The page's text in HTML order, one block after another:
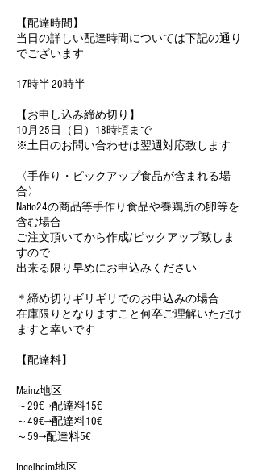
【配達時間】
当日の詳しい配達時間については下記の通り
でございます
17時半-20時半
【お申し込み締め切り】
10月25日（日）18時頃まで
※土日のお問い合わせは翌週対応致します
〈手作り・ピックアップ食品が含まれる場
合〉
Natto24の商品等手作り食品や養鶏所の卵等を
含む場合
ご注文頂いてから作成/ピックアップ致しま
すので
出来る限り早めにお申込みください
＊締め切りギリギリでのお申込みの場合
在庫限りとなりますこと何卒ご理解いただけ
ますと幸いです
【配達料】
Mainz地区
～29€→配達料15€
～49€→配達料10€
～59→配達料5€
Ingelheim地区